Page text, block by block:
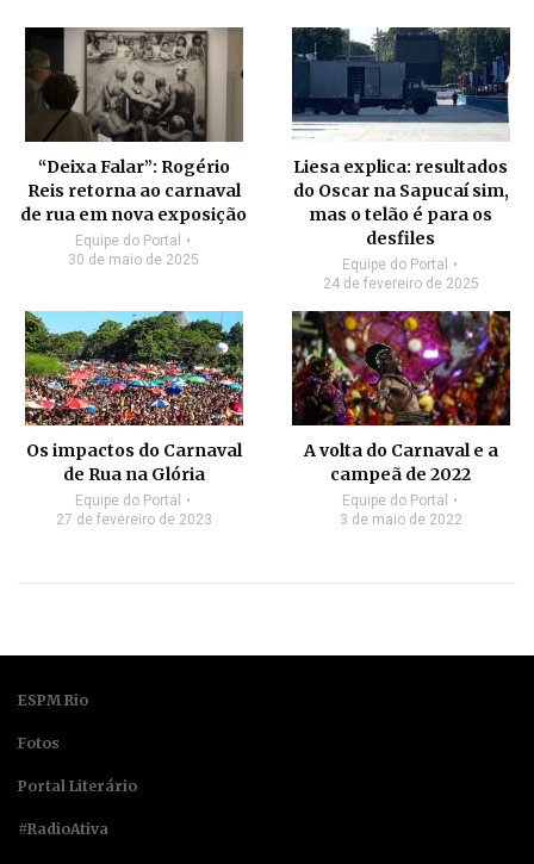
“Deixa Falar”: Rogério
Reis retorna ao carnaval
de rua em nova exposição
Equipe do Portal
30 de maio de 2025
Liesa explica: resultados
do Oscar na Sapucaí sim,
mas o telão é para os
desfiles
Equipe do Portal
24 de fevereiro de 2025
Os impactos do Carnaval
de Rua na Glória
Equipe do Portal
27 de fevereiro de 2023
A volta do Carnaval e a
campeã de 2022
Equipe do Portal
3 de maio de 2022
ESPM Rio
Fotos
Portal Literário
#RadioAtiva